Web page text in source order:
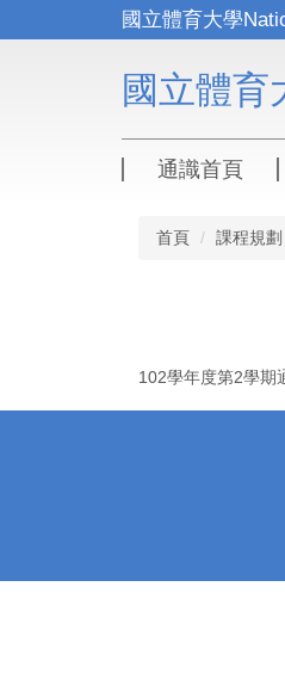
到
國立體育
通識首頁
首頁 課程規劃
102學年度第2學期